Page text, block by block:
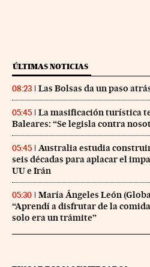
ÚLTIMAS NOTICIAS
08:23 Las Bolsas da un paso
05:45
La masificación turística
Baleares: “Se legisla contra
05:45
Australia estudia
seis décadas para aplacar el
UU e Irán
05:30
María Ángeles León
“Aprendí a disfrutar de la
solo era un trámite”